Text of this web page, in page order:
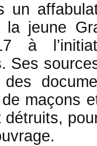
un
la jeune
à
Ses
ma­çons
dé­truits,